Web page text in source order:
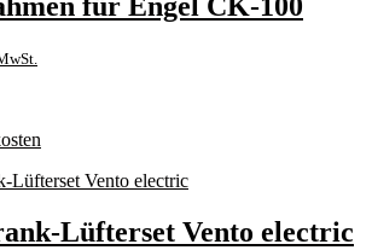
für Engel CK-100
Lüfterset Vento electric